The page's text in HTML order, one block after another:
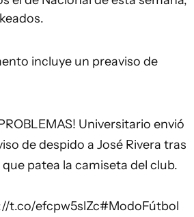
incluye un preaviso de
Universitario envió
de despido a José Rivera tras
patea la camiseta del club.
t.co/efcpw5slZc#ModoFútbol